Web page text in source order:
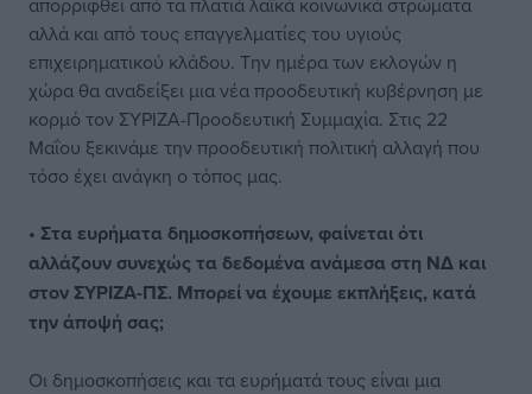
αλλά και από τους επαγγελματίες του υγιούς
επιχειρηματικού κλάδου. Την ημέρα των εκλογών η
χώρα θα αναδείξει μια νέα προοδευτική κυβέρνηση με
κορμό τον ΣΥΡΙΖΑ-Προοδευτική Συμμαχία. Στις 22
Μαΐου ξεκινάμε την προοδευτική πολιτική αλλαγή που
τόσο έχει ανάγκη ο τόπος μας.
• Στα ευρήματα δημοσκοπήσεων, φαίνεται ότι
αλλάζουν συνεχώς τα δεδομένα ανάμεσα στη ΝΔ και
στον ΣΥΡΙΖΑ-ΠΣ. Μπορεί να έχουμε εκπλήξεις, κατά
την άποψή σας;
Οι δημοσκοπήσεις και τα ευρήματά τους είναι μια